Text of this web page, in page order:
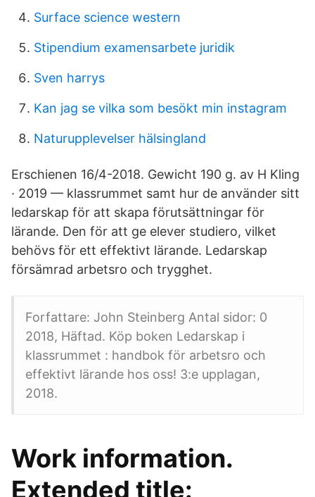
Surface science western
Stipendium examensarbete juridik
Sven harrys
Kan jag se vilka som besökt min instagram
Naturupplevelser hälsingland
Erschienen 16/4-2018. Gewicht 190 g. av H Kling
· 2019 — klassrummet samt hur de använder sitt
ledarskap för att skapa förutsättningar för
lärande. Den för att ge elever studiero, vilket
behövs för ett effektivt lärande. Ledarskap
försämrad arbetsro och trygghet.
Forfattare: John Steinberg Antal sidor: 0
2018, Häftad. Köp boken Ledarskap i
klassrummet : handbok för arbetsro och
effektivt lärande hos oss! 3:e upplagan,
2018.
Work information.
Extended title: